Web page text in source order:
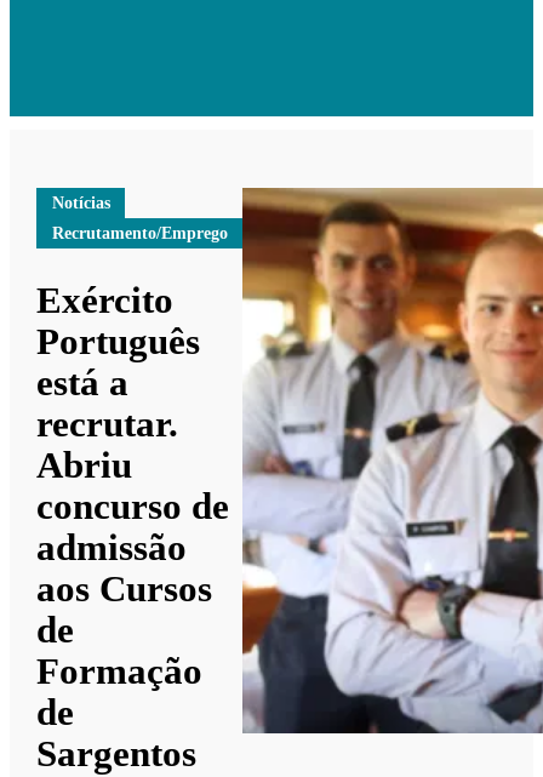
Notícias
Recrutamento/Emprego
Exército
Português
está a
recrutar.
Abriu
concurso de
admissão
aos Cursos
de
Formação
de
Sargentos